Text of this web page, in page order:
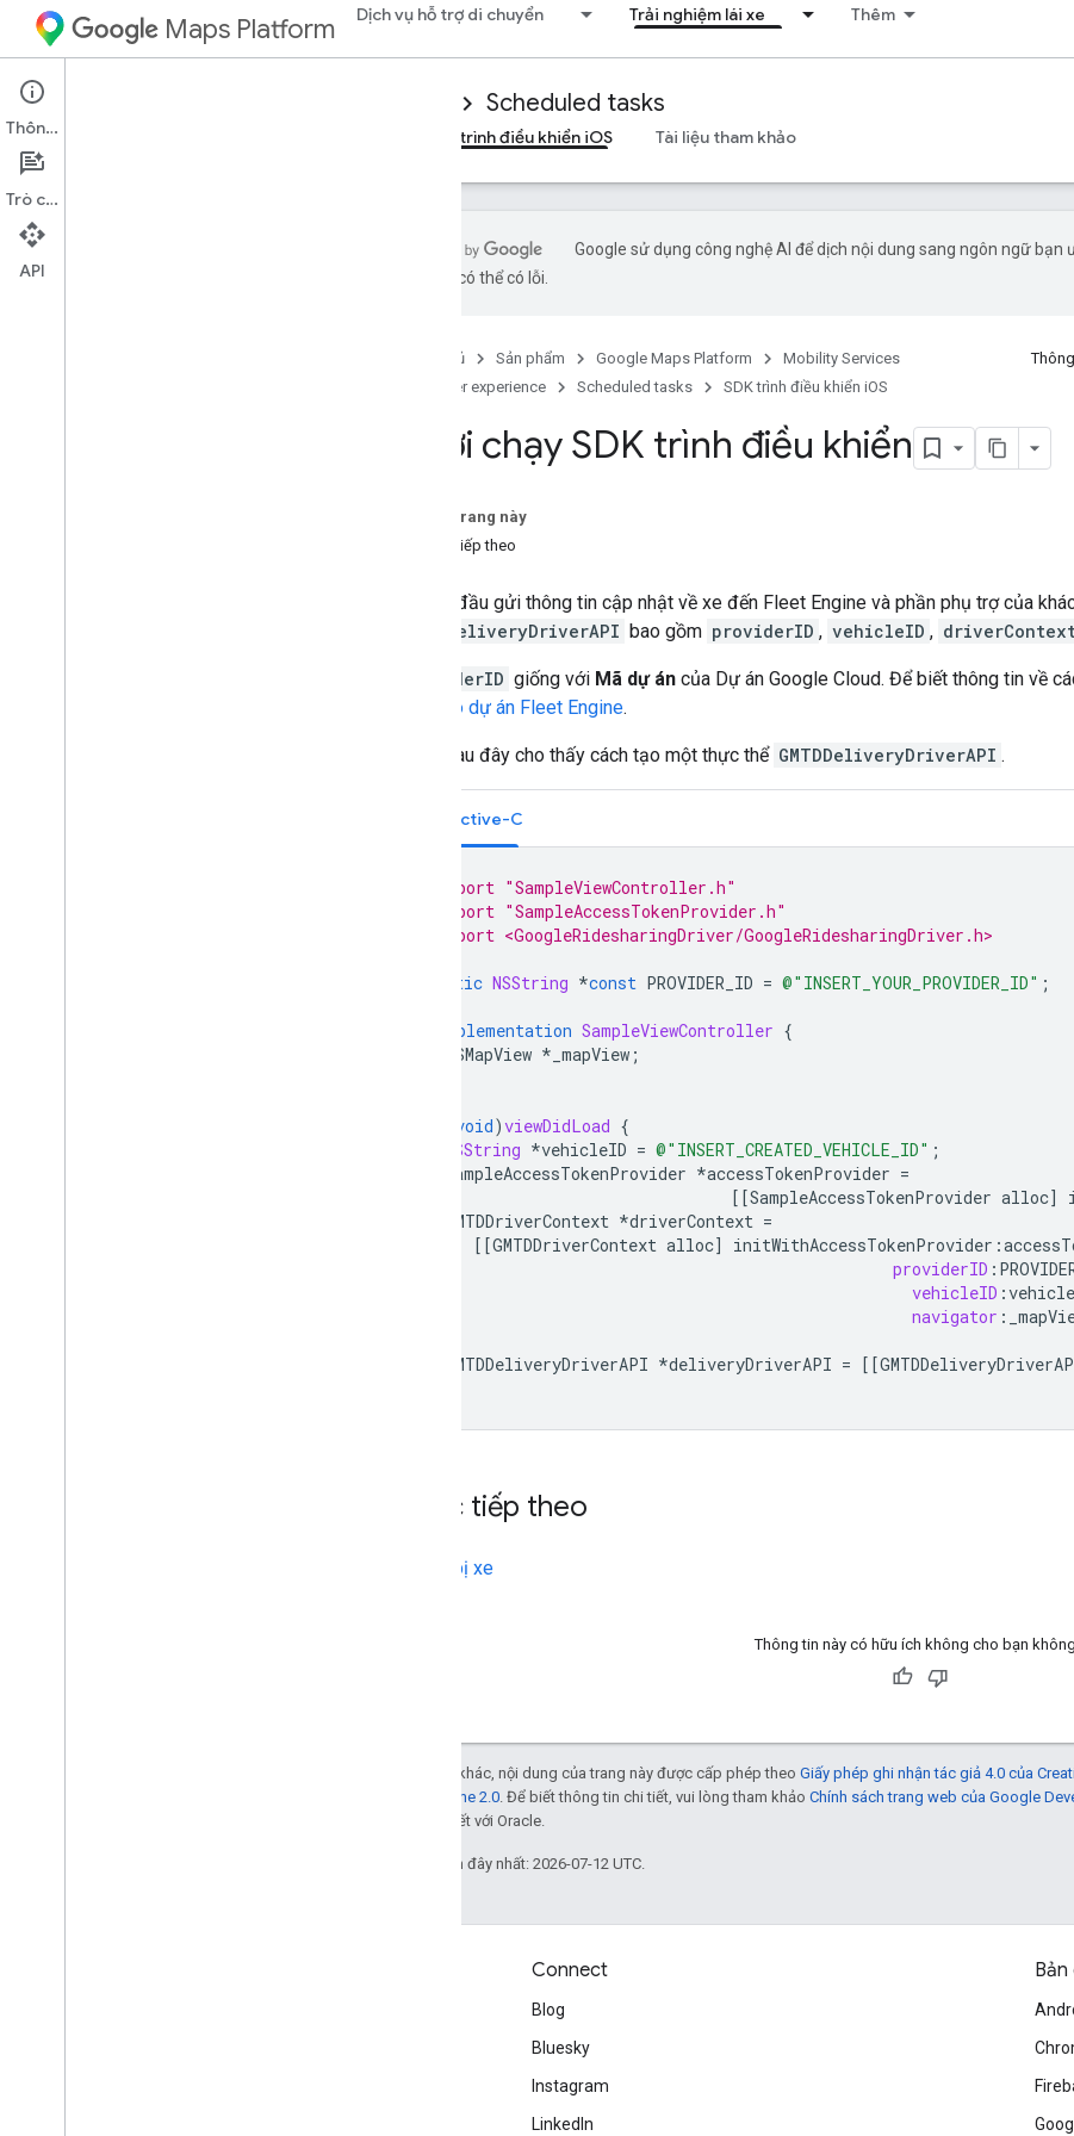
Maps Platform Dịch vụ hỗ trợ di chuyển Trải nghiệm lái xe Thêm
Mobility Services Scheduled tasks
Tổng quan SDK trình điều khiển iOS Tài liệu tham khảo
Google sử dụng công nghệ AI để dịch nội dung sang ngôn ngữ bạn
bằng AI có thể có lỗi.
Trang chủ Sản phẩm Google Maps Platform
Mobility Services
Driver experience
Scheduled tasks SDK trình điều khiển iOS
Khởi chạy SDK trình điều khiển
Trên trang này
Bước tiếp theo
Để bắt đầu gửi thông tin cập nhật về xe đến Fleet Engine và phần phụ trợ của
GMTDDeliveryDriverAPI bao gồm providerID , vehicleID ,
providerID giống với Mã dự án của Dự án Google Cloud. Để biết thông tin về
viết Tạo dự án Fleet Engine.
Ví dụ sau đây cho thấy cách tạo một thực thể GMTDDeliveryDriverAPI .
Objective-C
#import "SampleViewController.h"
#import "SampleAccessTokenProvider.h"
#import <GoogleRidesharingDriver/GoogleRidesharingDriver.h>
static NSString *const PROVIDER_ID = @"INSERT_YOUR_PROVIDER_ID" ;
@implementation SampleViewController {
GMSMapView * _mapView ;
void)viewDidLoad {
NSString *vehicleID = @"INSERT_CREATED_VEHICLE_ID" ;
SampleAccessTokenProvider *accessTokenProvider =
[[SampleAccessTokenProvider alloc]
GMTDDriverContext *driverContext =
[[GMTDDriverContext alloc] initWithAccessTokenProvider :
providerID :
vehicleID :
navigator :
GMTDDeliveryDriverAPI *deliveryDriverAPI = [[
Bước tiếp theo
Chuẩn bị xe
Thông tin này có hữu ích không cho bạn
Trừ phi có lưu ý khác, nội dung của trang này được cấp phép theo Giấy phép ghi nhận tác giả 4.0 của
Giấy phép Apache 2.0 . Để biết thông tin chi tiết, vui lòng tham khảo Chính sách trang web của Google
các đơn vị liên kết với Oracle.
Cập nhật lần gần đây nhất: 2026-07-12 UTC.
Connect
Blog
Bluesky
Instagram
LinkedIn
Thông tin
Trò chuyện
API